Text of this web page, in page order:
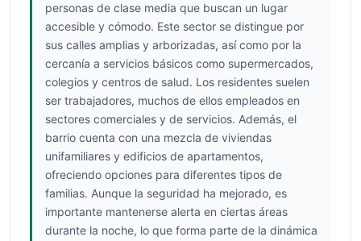
personas de clase media que buscan un lugar
accesible y cómodo. Este sector se distingue por
sus calles amplias y arborizadas, así como por la
cercanía a servicios básicos como supermercados,
colegios y centros de salud. Los residentes suelen
ser trabajadores, muchos de ellos empleados en
sectores comerciales y de servicios. Además, el
barrio cuenta con una mezcla de viviendas
unifamiliares y edificios de apartamentos,
ofreciendo opciones para diferentes tipos de
familias. Aunque la seguridad ha mejorado, es
importante mantenerse alerta en ciertas áreas
durante la noche, lo que forma parte de la dinámica